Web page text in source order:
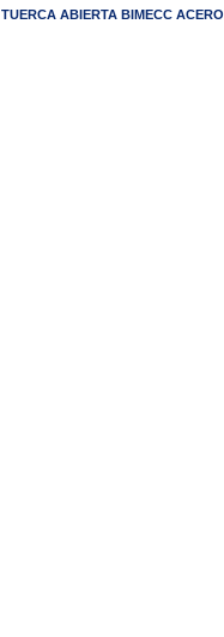
TUERCA ABIERTA BIMECC ACERO